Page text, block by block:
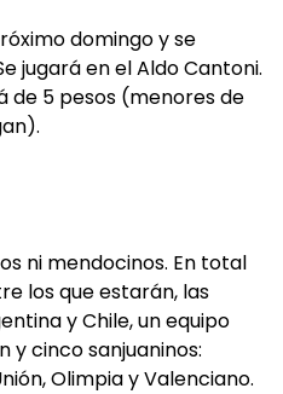
domingo y se
jugará en el Aldo Cantoni.
de 5 pesos (menores de
ni mendocinos. En total
los que estarán, las
y Chile, un equipo
y cinco sanjuaninos:
Olimpia y Valenciano.